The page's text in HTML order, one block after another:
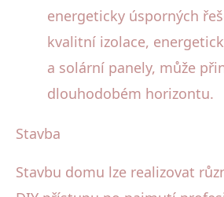
energeticky úsporných
kvalitní izolace,
a solární panely, může
dlouhodobém horizontu.
Stavba
Stavbu domu lze realizovat